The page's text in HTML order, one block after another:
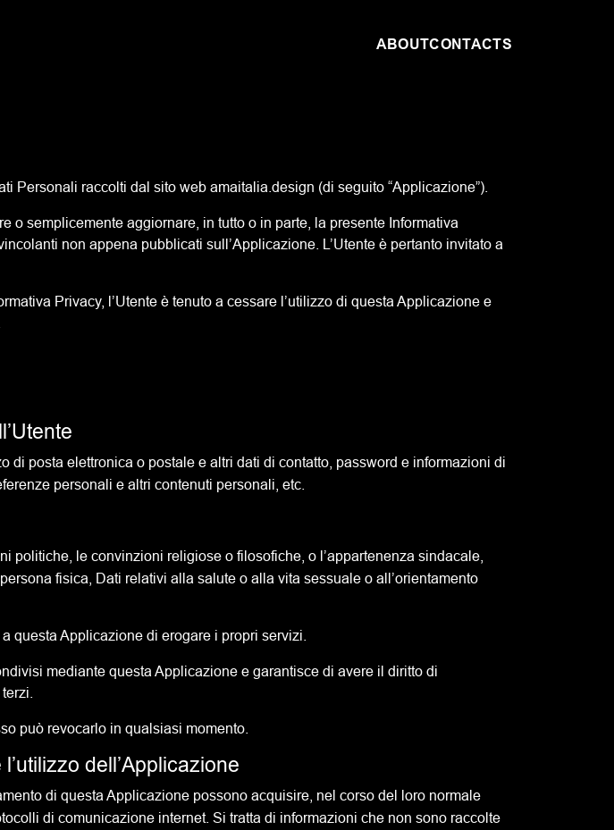
ABOUTCONTACTS
Personali raccolti dal sito web amaitalia.design (di seguito “Applicazione”).
o semplicemente aggiornare, in tutto o in parte, la presente Informativa
non appena pubblicati sull’Applicazione. L’Utente è pertanto invitato a
Privacy, l’Utente è tenuto a cessare l’utilizzo di questa Applicazione e
di posta elettronica o postale e altri dati di contatto, password e informazioni di
personali e altri contenuti personali, etc.
politiche, le convinzioni religiose o filosofiche, o l’appartenenza sindacale,
fisica, Dati relativi alla salute o alla vita sessuale o all’orientamento
questa Applicazione di erogare i propri servizi.
mediante questa Applicazione e garantisce di avere il diritto di
può revocarlo in qualsiasi momento.
dell’Applicazione
di questa Applicazione possono acquisire, nel corso del loro normale
di comunicazione internet. Si tratta di informazioni che non sono raccolte